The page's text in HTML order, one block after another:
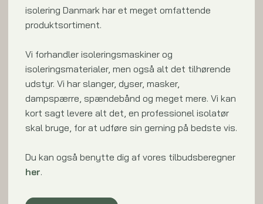
isolering Danmark har et meget omfattende
produktsortiment.
Vi forhandler isoleringsmaskiner og
isoleringsmaterialer, men også alt det tilhørende
udstyr. Vi har slanger, dyser, masker,
dampspærre, spændebånd og meget mere. Vi kan
kort sagt levere alt det, en professionel isolatør
skal bruge, for at udføre sin gerning på bedste vis.
Du kan også benytte dig af vores tilbudsberegner
her.